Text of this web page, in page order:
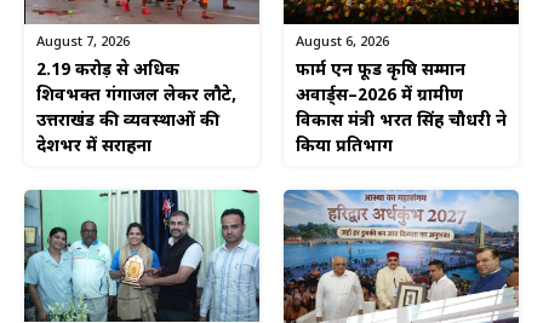
August 7, 2026
2.19 करोड़ से अधिक
शिवभक्त गंगाजल लेकर लौटे,
उत्तराखंड की व्यवस्थाओं की
देशभर में सराहना
August 6, 2026
फार्म एन फूड कृषि सम्मान
अवार्ड्स–2026 में ग्रामीण
विकास मंत्री भरत सिंह चौधरी ने
किया प्रतिभाग